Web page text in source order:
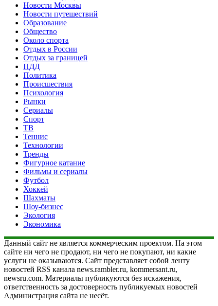
Новости Москвы
Новости путешествий
Образование
Общество
Около спорта
Отдых в России
Отдых за границей
ПДД
Политика
Происшествия
Психология
Рынки
Сериалы
Спорт
ТВ
Теннис
Технологии
Тренды
Фигурное катание
Фильмы и сериалы
Футбол
Хоккей
Шахматы
Шоу-бизнес
Экология
Экономика
Данный сайт не является коммерческим проектом. На этом
сайте ни чего не продают, ни чего не покупают, ни какие
услуги не оказываются. Сайт представляет собой ленту
новостей RSS канала news.rambler.ru, kommersant.ru,
newsru.com. Материалы публикуются без искажения,
ответственность за достоверность публикуемых новостей
Администрация сайта не несёт.